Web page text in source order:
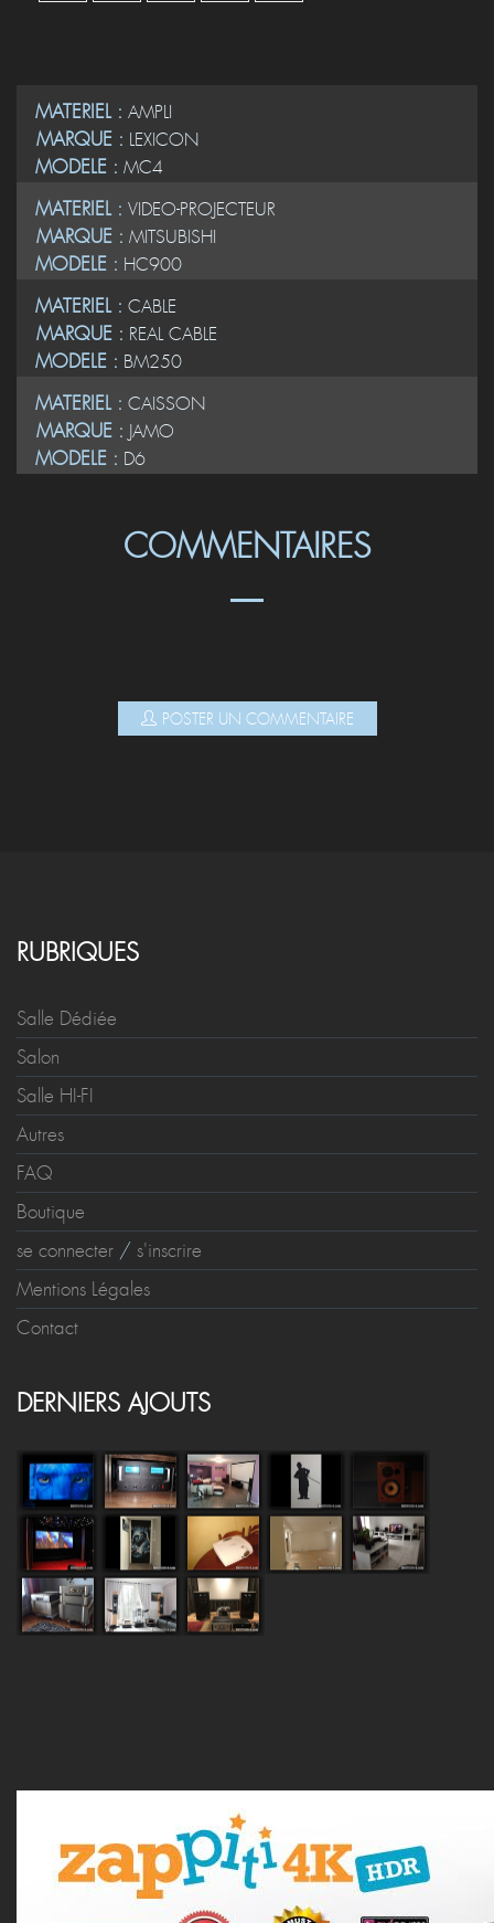
MATERIEL : AMPLI
MARQUE : LEXICON
MODELE : MC4
MATERIEL : VIDEO-PROJECTEUR
MARQUE : MITSUBISHI
MODELE : HC900
MATERIEL : CABLE
MARQUE : REAL CABLE
MODELE : BM250
MATERIEL : CAISSON
MARQUE : JAMO
MODELE : D6
COMMENTAIRES
POSTER UN COMMENTAIRE
RUBRIQUES
Salle Dédiée
Salon
Salle HI-FI
Autres
FAQ
Boutique
se connecter / s'inscrire
Mentions Légales
Contact
DERNIERS AJOUTS